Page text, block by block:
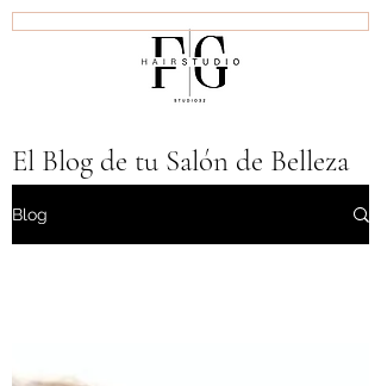
Bienvenidos
El Blog de tu Salón de Belleza
en San Miguel
Blog